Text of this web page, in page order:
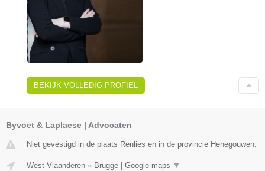
BEKIJK VOLLEDIG PROFIEL
Byvoet & Laplaese | Advocaten
Niet gevestigd in de plaats Renlies en in de provincie Henegouwen.
West-Vlaanderen » Brugge Google maps ▼